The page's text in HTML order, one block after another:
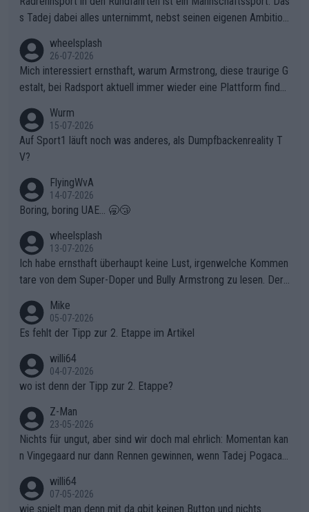
s Tadej dabei alles unternimmt, nebst seinen eigenen Ambition
ganze Team auch mental stark zu machen und konkret am Erf
olg teilzuhaben, ist ihm ganz hoch anzurechnen. Das ist ein Zei
chen weit über den Radsport hinaus.
wheelsplash
26-07-2026
Mich interessiert ernsthaft, warum Armstrong, diese traurige G
estalt, bei Radsport aktuell immer wieder eine Plattform finde
Wurm
15-07-2026
Auf Sport1 läuft noch was anderes, als Dumpfbackenreality T
V?
FlyingWvA
14-07-2026
Boring, boring UAE... 🥱😴
wheelsplash
13-07-2026
Ich habe ernsthaft überhaupt keine Lust, irgenwelche Kommen
tare von dem Super-Doper und Bully Armstrong zu lesen. Der
r die gehört nicht in dieses Medium!
Mike
05-07-2026
Es fehlt der Tipp zur 2. Etappe im Artikel
willi64
04-07-2026
wo ist denn der Tipp zur 2. Etappe?
Z-Man
23-05-2026
Nichts für ungut, aber sind wir doch mal ehrlich: Momentan kan
n Vingegaard nur dann Rennen gewinnen, wenn Tadej Pogacar
willi64
07-05-2026
wie spielt man denn mit da gbit keinen Button und nichts